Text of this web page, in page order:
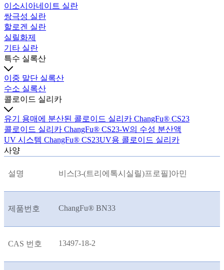
이소시아네이트 실란
쌍극성 실란
할로겐 실란
실릴화제
기타 실란
특수 실록산
이중 말단 실록산
수소 실록산
콜로이드 실리카
유기 용매에 분산된 콜로이드 실리카 ChangFu® CS23
콜로이드 실리카 ChangFu® CS23-W의 수성 분산액
UV 시스템 ChangFu® CS23UV용 콜로이드 실리카
사양
설명 비스[3-(트리에톡시실릴)프로필]아민
제품번호 ChangFu® BN33
CAS 번호 13497-18-2